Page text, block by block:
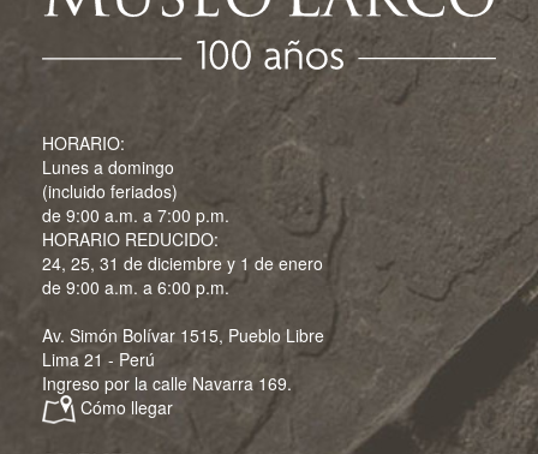
HORARIO:
Lunes a domingo
(incluido feriados)
de 9:00 a.m. a 7:00 p.m.
HORARIO REDUCIDO:
24, 25, 31 de diciembre y 1 de enero
de 9:00 a.m. a 6:00 p.m.
Av. Simón Bolívar 1515, Pueblo Libre
Lima 21 - Perú
Ingreso por la calle Navarra 169.
Cómo llegar